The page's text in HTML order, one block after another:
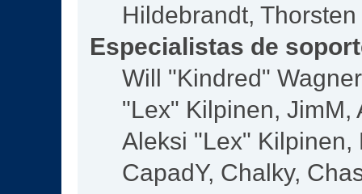
Hildebrandt,
Especialistas de
Will "Kindred"
"Lex" Kilpinen, JimM,
Aleksi "Lex" Kilpinen,
CapadY, Chalky,